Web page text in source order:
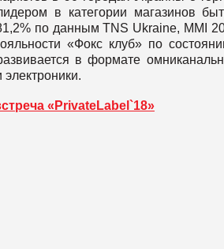
в категории магазинов
по данным TNS Ukraine, MMI
«Фокс клуб» по
в формате
«PrivateLabel`18»